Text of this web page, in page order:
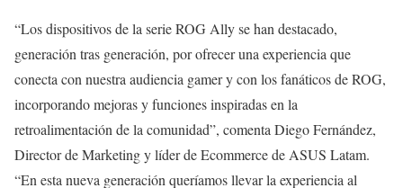
“Los dispositivos de la serie ROG Ally se han destacado,
generación tras generación, por ofrecer una experiencia que
conecta con nuestra audiencia gamer y con los fanáticos de ROG,
incorporando mejoras y funciones inspiradas en la
retroalimentación de la comunidad”, comenta Diego Fernández,
Director de Marketing y líder de Ecommerce de ASUS Latam.
“En esta nueva generación queríamos llevar la experiencia al